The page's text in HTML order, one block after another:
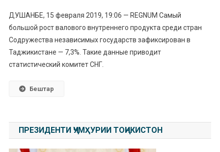
ДУШАНБЕ, 15 февраля 2019, 19:06 — REGNUM Самый
большой рост валового внутреннего продукта среди стран
Содружества независимых государств зафиксирован в
Таджикистане — 7,3%. Такие данные приводит
статистический комитет СНГ.
Бештар
ПРЕЗИДЕНТИ ҶУМҲУРИИ ТОҶИКИСТОН